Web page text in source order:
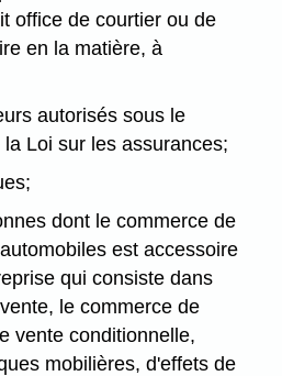
office de courtier ou de
en la matière, à
autorisés sous le
la Loi sur les assurances;
dont le commerce de
est accessoire
qui consiste dans
le commerce de
vente conditionnelle,
mobilières, d'effets de